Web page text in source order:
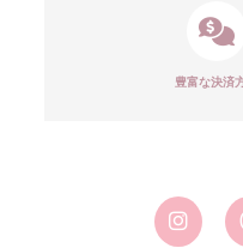
豊富な決済